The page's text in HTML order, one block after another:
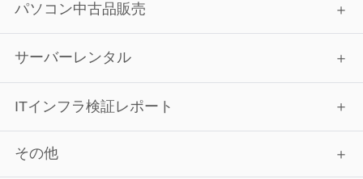
パソコン中古品販売
サーバーレンタル
ITインフラ検証レポート
その他